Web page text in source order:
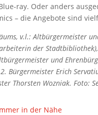
ray. Oder anders
– die Angebote sind
v.l.: Altbürgermeister
der
und
Bürgermeister Erich
Thorsten Wozniak. Foto:
in der Nähe